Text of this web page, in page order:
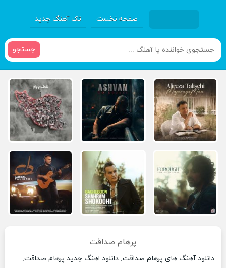
صفحه نخست تک آهنگ جدید
جستجو
پرهام صداقت
دانلود آهنگ های پرهام صداقت, دانلود اهنگ جدید پرهام صداقت,